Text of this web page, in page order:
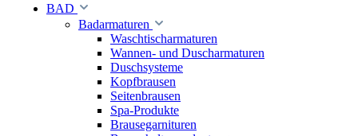
BAD
Badarmaturen
Waschtischarmaturen
Wannen- und Duscharmaturen
Duschsysteme
Kopfbrausen
Seitenbrausen
Spa-Produkte
Brausegarnituren